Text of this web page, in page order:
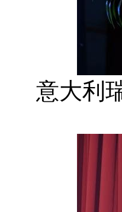
意大利